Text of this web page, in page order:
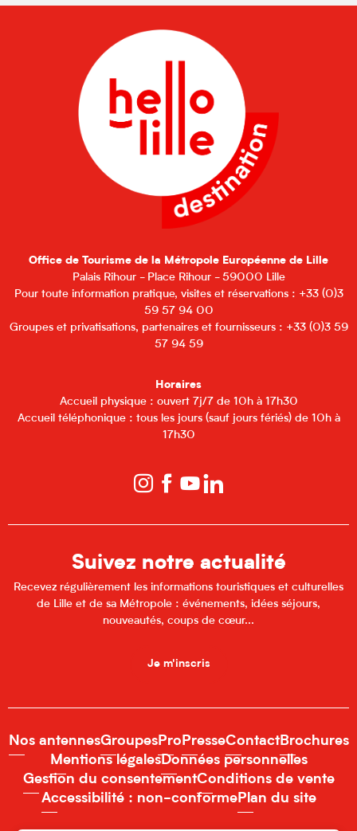
Office de Tourisme de la Métropole Européenne de Lille
Palais Rihour - Place Rihour - 59000 Lille
Pour toute information pratique, visites et réservations : +33 (0)3
59 57 94 00
Groupes et privatisations, partenaires et fournisseurs : +33 (0)3 59
57 94 59
Horaires
Accueil physique : ouvert 7j/7 de 10h à 17h30
Accueil téléphonique : tous les jours (sauf jours fériés) de 10h à
17h30
Suivez notre actualité
Recevez régulièrement les informations touristiques et culturelles
de Lille et de sa Métropole : événements, idées séjours,
nouveautés, coups de cœur...
Je m'inscris
Nos antennesGroupesPro PresseContactBrochures
Mentions légalesDonnées personnelles
Gestion du consentementConditions de vente
Accessibilité : non-conformePlan du site